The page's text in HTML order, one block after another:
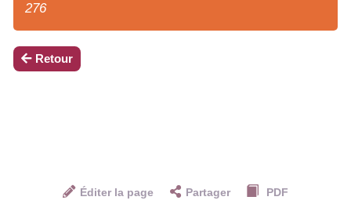
276
Retour
Éditer la page Partager PDF